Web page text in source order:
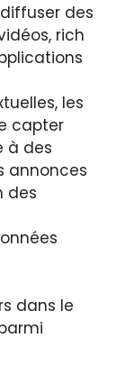
des
rich
les
capter
à des
annonces
des
dans le